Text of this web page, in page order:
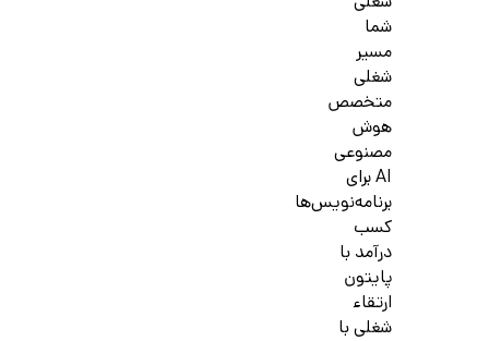
شما
مسیر
شغلی
متخصص
هوش
مصنوعی
AI برای
برنامه‌نویس‌ها
کسب
درآمد با
پایتون
ارتقاء
شغلی با